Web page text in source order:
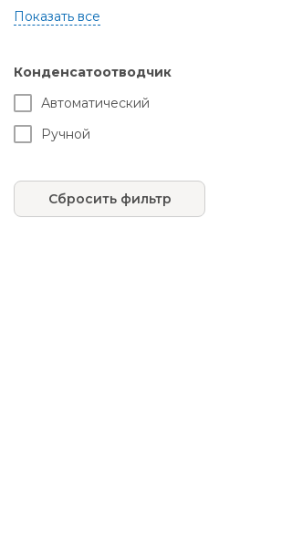
2"
3/4"
DN 100
DN 125
DN 150
Конденсатоотводчик
Автоматический
Ручной
Сбросить фильтр